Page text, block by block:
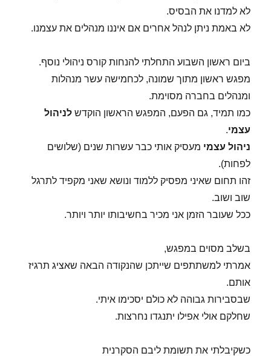
לא למדנו את הבסיס.
לא באמת ניתן לנהל אחרים אם איננו מנהלים את עצמנו.
ביום ראשון השבוע התחלתי להנחות קורס ניהולי נוסף.
מפגש ראשון מתוך שמונה, לכחמישה עשר מנהלות
ומנהלים בחברה מסוימת.
כמו תמיד, גם הפעם, המפגש הראשון הוקדשלניהול
עצמי.
ניהול עצמי מעסיק אותי כבר עשרות שנים (שלושים
לפחות).
זהו תחום שאיני מפסיק ללמוד ונושא שאני מקפיד לתרגל
שוב ושוב.
ככל שעובר הזמן אני מכיר בחשיבותו יותר ויותר.
בשלב מסוים במפגש,
אמרתי למשתתפים שייתכן שהנקודה הבאה שאציג תרגיז
אותם.
שבסבירות גבוהה לא כולם יסכימו איתי.
שחלקם אולי אפילו יתנגדו נחרצות.
כשקיבלתי את תשומת ליבם הסקרנית